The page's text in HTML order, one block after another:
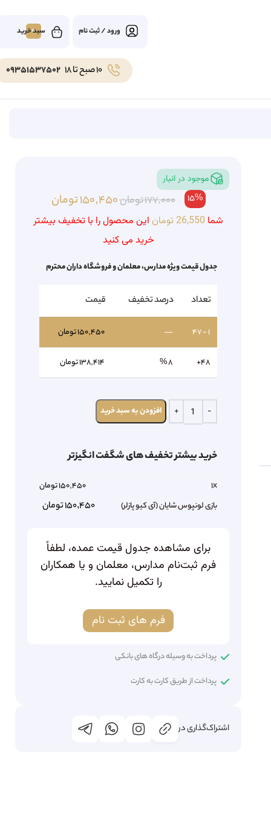
ورود / ثبت نام 0
10 صبح تا 18 09351537502
موجود در انبار
177,000تومان150,450تومان 15%
شما 26,550 توماناین محصول را با تخفیف بیشتر
خرید می کنید
جدول قیمت ویژه مدارس، معلمان و فروشگاه داران محترم
تعداد درصد تخفیف قیمت
1 - 47
— ۱۵۰,۴۵۰تومان
48+
8 % ۱۳۸,۴۱۴تومان
افزودن به سبد خرید
خرید بیشتر تخفیف های شگفت انگیزتر
1x
150,450تومان
بازی لونپوس شایان (آی کیو پازلر)
150,450تومان
برای مشاهده جدول قیمت عمده، لطفاً
فرم ثبت‌نام مدارس، معلمان و یا همکاران
را تکمیل نمایید.
فرم های ثبت نام
پرداخت به وسیله درگاه های بانکی
پرداخت از طریق کارت به کارت
اشتراک‌گذاری در